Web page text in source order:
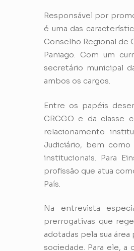
Responsável por
é uma das
Conselho Regional de
Paniago. Com um
secretário municipal
ambos os cargos.
Entre os papéis
CRCGO e da classe
relacionamento
Judiciário, bem como
institucionais. Para
profissão que atua
País.
Na entrevista
prerrogativas que
adotadas pela sua
sociedade. Para ele,